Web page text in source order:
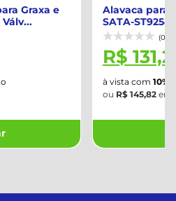
Graxa e
Alavaca para
SATA-
(0)
R$
à vista com 10%
ou R$ 145,82 em